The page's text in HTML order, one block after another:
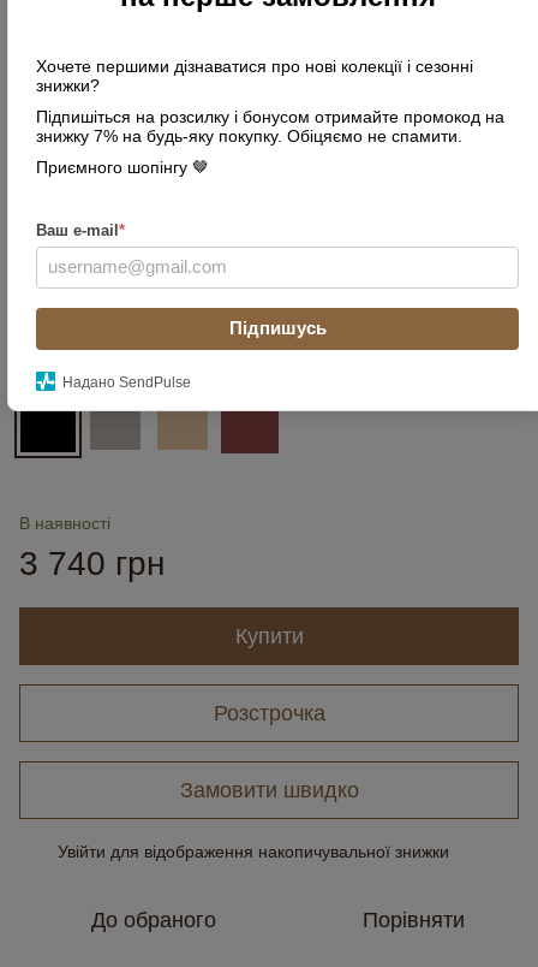
Хочете першими дізнаватися про нові колекції і сезонні
знижки?
Підпишіться на розсилку і бонусом отримайте промокод на
знижку 7% на будь-яку покупку. Обіцяємо не спамити.
Приємного шопінгу 🤎
Ваш e-mail*
Підпишусь
Надано SendPulse
Колір
В наявності
3 740 грн
Купити
Розстрочка
Замовити швидко
Увійти для відображення накопичувальної знижки
До обраного Порівняти